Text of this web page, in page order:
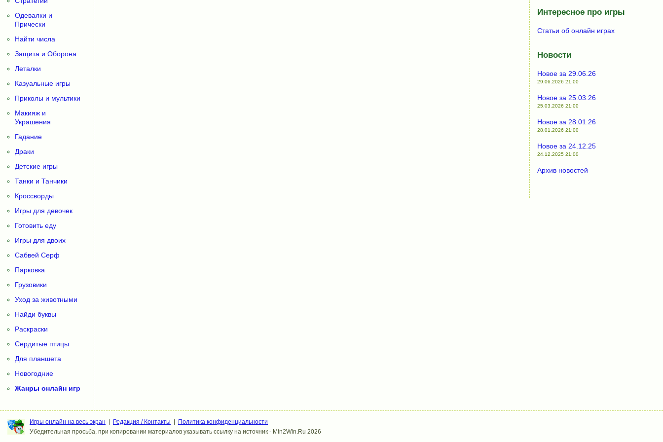
Одевалки и
Прически
Найти числа
Защита и Оборона
Леталки
Казуальные игры
Приколы и мультики
Макияж и
Украшения
Гадание
Драки
Детские игры
Танки и Танчики
Кроссворды
Игры для девочек
Готовить еду
Игры для двоих
Сабвей Серф
Парковка
Грузовики
Уход за животными
Найди буквы
Раскраски
Сердитые птицы
Для планшета
Новогодние
Жанры онлайн игр
Интересное про игры
Статьи об онлайн играх
Новости
Новое за 29.06.26
29.06.2026 21:00
Новое за 25.03.26
25.03.2026 21:00
Новое за 28.01.26
28.01.2026 21:00
Новое за 24.12.25
24.12.2025 21:00
Архив новостей
Игры онлайн на весь экран Редакция / Контакты
Политика конфиденциальности
Убедительная просьба, при копировании материалов указывать ссылку на источник - Min2Win.Ru 2026